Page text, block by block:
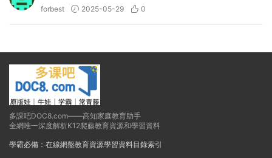
forbest 2025-05-29 0
多課吧DOC8.com——高知家庭教育助手
全網唯一深度解析K12爬藤教育資源和學習資料
學霸必備：在線網盤教育資源學習資料目錄索引